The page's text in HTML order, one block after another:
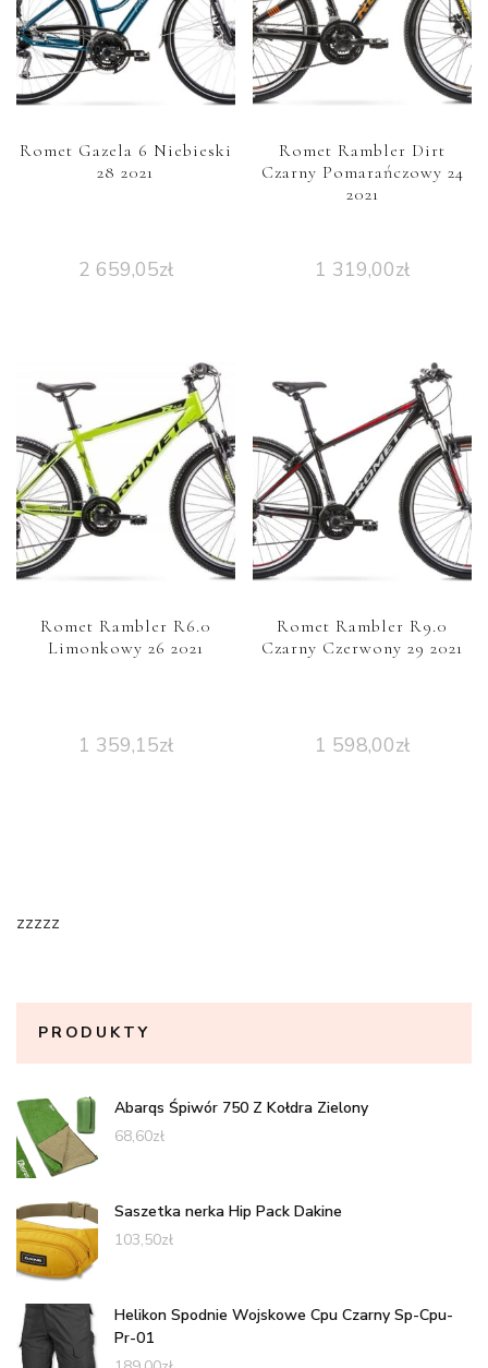
Romet Gazela 6 Niebieski
28 2021
2 659,05zł
Romet Rambler Dirt
Czarny Pomarańczowy 24
2021
1 319,00zł
Romet Rambler R6.0
Limonkowy 26 2021
1 359,15zł
Romet Rambler R9.0
Czarny Czerwony 29 2021
1 598,00zł
zzzzz
PRODUKTY
Abarqs Śpiwór 750 Z Kołdra Zielony
68,60zł
Saszetka nerka Hip Pack Dakine
103,50zł
Helikon Spodnie Wojskowe Cpu Czarny Sp-Cpu-
Pr-01